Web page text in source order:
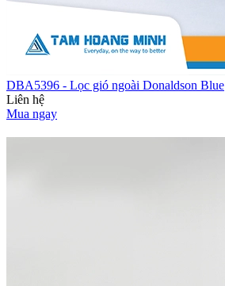
DBA5396 - Lọc gió ngoài Donaldson Blue
Liên hệ
Mua ngay